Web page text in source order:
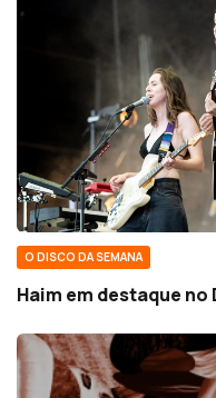
O DISCO DA SEMANA
Haim em destaque no